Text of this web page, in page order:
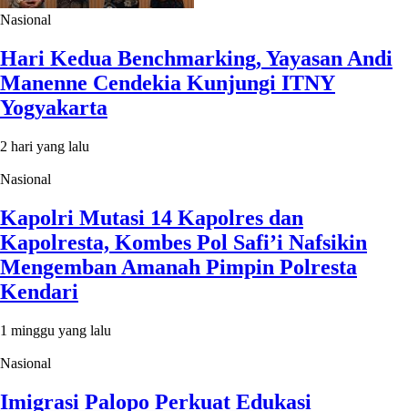
Nasional
Hari Kedua Benchmarking, Yayasan Andi
Manenne Cendekia Kunjungi ITNY
Yogyakarta
2 hari yang lalu
Nasional
Kapolri Mutasi 14 Kapolres dan
Kapolresta, Kombes Pol Safi’i Nafsikin
Mengemban Amanah Pimpin Polresta
Kendari
1 minggu yang lalu
Nasional
Imigrasi Palopo Perkuat Edukasi